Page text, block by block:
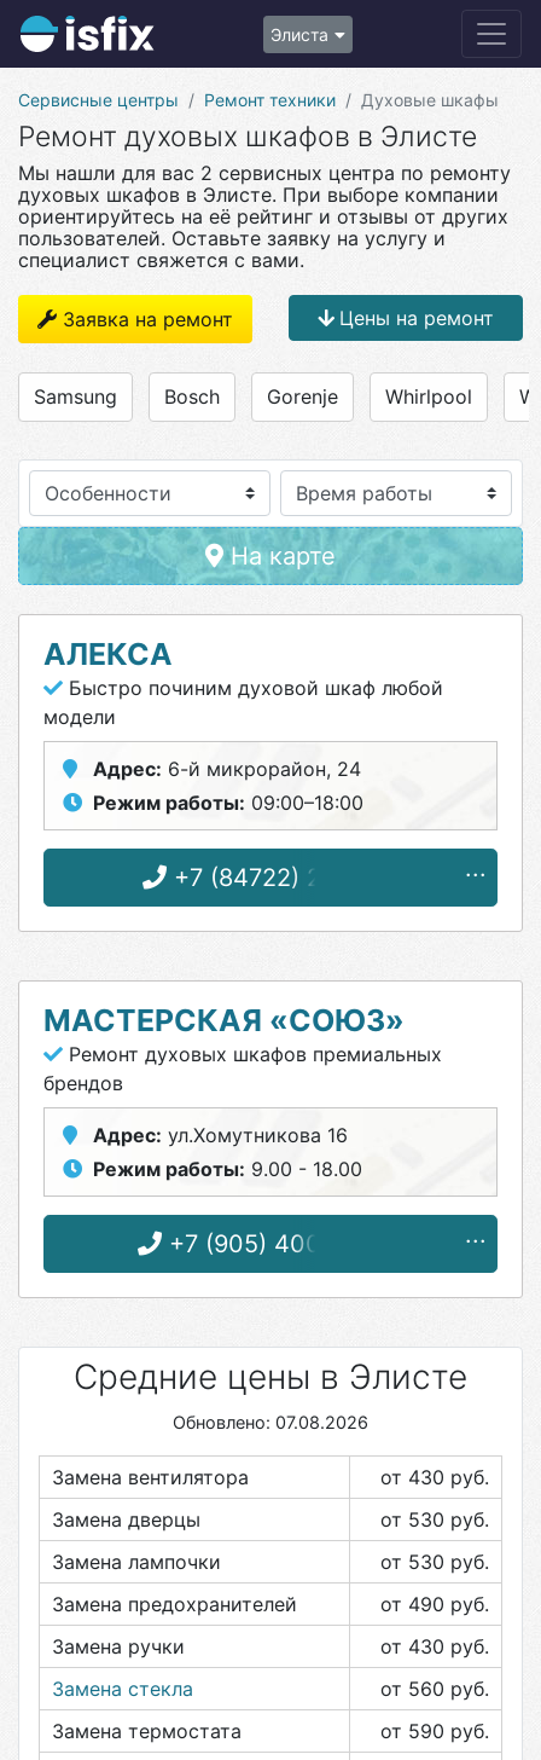
Элиста
Сервисные центры Ремонт техники Духовые шкафы
Ремонт духовых шкафов в Элисте
Мы нашли для вас 2 сервисных центра по ремонту
духовых шкафов в Элисте. При выборе компании
ориентируйтесь на её рейтинг и отзывы от других
пользователей. Оставьте заявку на услугу и
специалист свяжется с вами.
Заявка на ремонт Цены на ремонт
Samsung Bosch Gorenje Whirlpool
Особенности
На карте
АЛЕКСА
Быстро починим духовой шкаф любой
модели
Адрес: 6-й микрорайон, 24
Режим работы: 09:00–18:00
+7 (84722) 2-83-15
МАСТЕРСКАЯ «СОЮЗ»
Ремонт духовых шкафов премиальных
брендов
Адрес: ул.Хомутникова 16
Режим работы: 9.00 - 18.00
+7 (905) 400-46-04
Средние цены в Элисте
Обновлено: 07.08.2026
Замена вентилятора от 430 руб.
Замена дверцы
от 530 руб.
Замена лампочки
от 530 руб.
Замена предохранителей
от 490 руб.
Замена ручки
от 430 руб.
Замена стекла
от 560 руб.
Замена термостата
от 590 руб.